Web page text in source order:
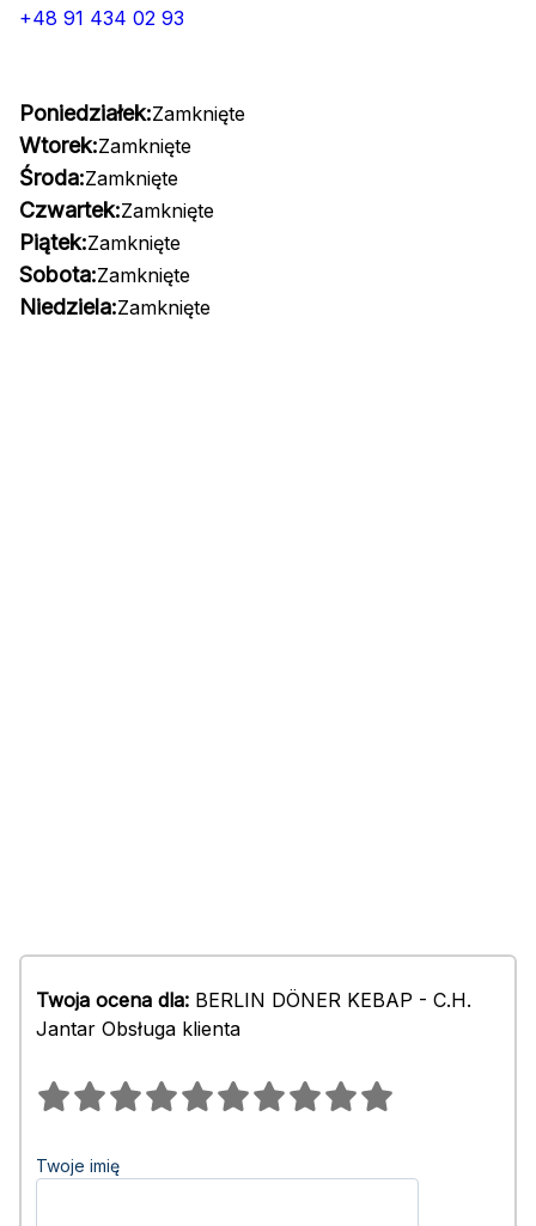
+48 91 434 02 93
Poniedziałek:Zamknięte
Wtorek:Zamknięte
Środa:Zamknięte
Czwartek:Zamknięte
Piątek:Zamknięte
Sobota:Zamknięte
Niedziela:Zamknięte
Twoja ocena dla: BERLIN DÖNER KEBAP - C.H.
Jantar Obsługa klienta
Twoje imię